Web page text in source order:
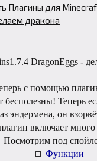
Плагины для
дракона
с помощью
бесполезны! Теперь
эндермена, он
включает
Посмотрим под
Функции